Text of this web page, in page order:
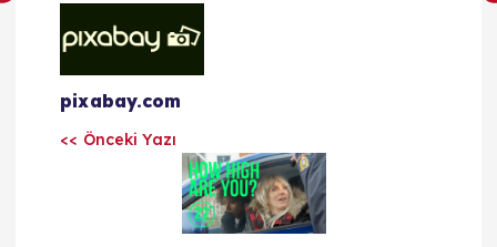
Y
a
z
pixabay.com
<< Önceki Yazı